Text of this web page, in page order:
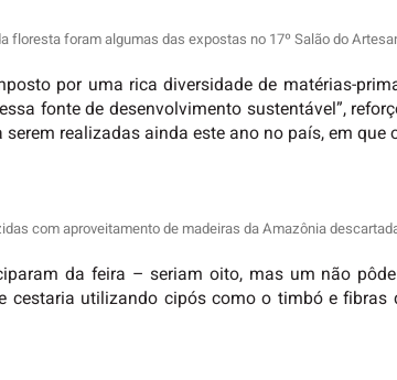
floresta foram algumas das expostas no 17º Salão do
por uma rica diversidade de matérias-
fonte de desenvolvimento sustentável”,
realizadas ainda este ano no país, em
com aproveitamento de madeiras da Amazônia
da feira – seriam oito, mas um não
cestaria utilizando cipós como o timbó e